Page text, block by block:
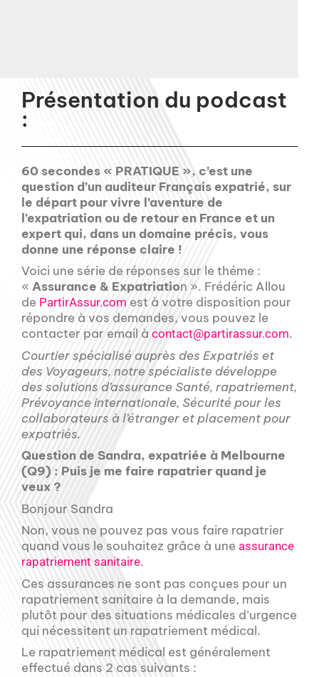
Présentation du podcast
:
60 secondes « PRATIQUE », c’est une
question d’un auditeur Français expatrié, sur
le départ pour vivre l’aventure de
l’expatriation ou de retour en France et un
expert qui, dans un domaine précis, vous
donne une réponse claire !
Voici une série de réponses sur le théme :
« Assurance & Expatriation ». Frédéric Allou
de PartirAssur.com est à votre disposition pour
répondre à vos demandes, vous pouvez le
contacter par email à contact@partirassur.com.
Courtier spécialisé auprès des Expatriés et
des Voyageurs, notre spécialiste développe
des solutions d’assurance Santé, rapatriement,
Prévoyance internationale, Sécurité pour les
collaborateurs à l’étranger et placement pour
expatriés.
Question de Sandra, expatriée à Melbourne
(Q9) : Puis je me faire rapatrier quand je
veux ?
Bonjour Sandra
Non, vous ne pouvez pas vous faire rapatrier
quand vous le souhaitez grâce à une assurance
rapatriement sanitaire.
Ces assurances ne sont pas conçues pour un
rapatriement sanitaire à la demande, mais
plutôt pour des situations médicales d’urgence
qui nécessitent un rapatriement médical.
Le rapatriement médical est généralement
effectué dans 2 cas suivants :